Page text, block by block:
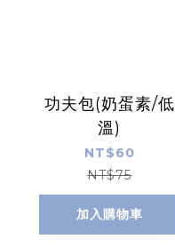
功夫包(奶蛋素/低
溫)
NT$60
NT$75
加入購物車